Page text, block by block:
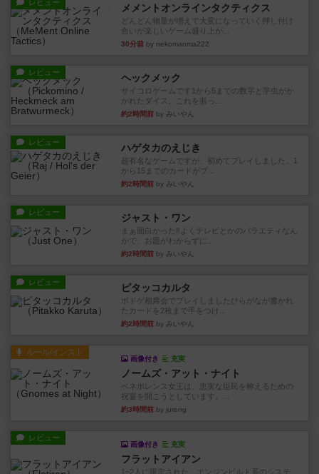
レビュー メメントオンラインタクティクス
どんどん物量が増えて大変になっていく押し付け
合いが楽しいゲーム盛り上が...
30分前 by nekomanma222
レビュー ヘックメック
サイコロゲームです1から5までの数字と芋虫がか
かれたダイス。これを振っ...
約2時間前 by みいやん
レビュー ハゲタカのえじき
超有名なゲームですが、初めてプレイしました。1
から15までのカードがプ...
約2時間前 by みいやん
レビュー ジャスト・ワン
まぁ面白かった‼️よくテレビとかのバラエティなん
かで、お題がわからずに...
約2時間前 by みいやん
レビュー ピタッコカルタ
ボドゲ相席会でプレイしましたひらがなが書かれ
たカードを2枚まで手をつけ...
約2時間前 by みいやん
ルール/インスト
画像付き 充実
ノームズ・アット・ナイト
ベネボレンス女王は、忠実な臣民を称えるための
祝宴を開こうとしています。...
約3時間前 by jurong
レビュー
画像付き 充実
フラットアイアン
1~2人に限定された、エンジンビルド系のシステ